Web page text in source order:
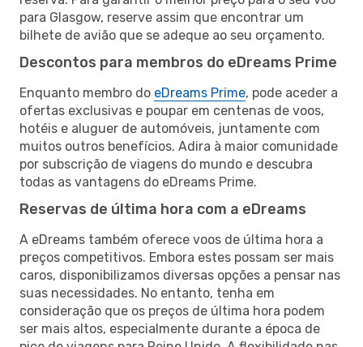
para Glasgow, reserve assim que encontrar um
bilhete de avião que se adeque ao seu orçamento.
Descontos para membros do eDreams Prime
Enquanto membro do eDreams Prime, pode aceder a
ofertas exclusivas e poupar em centenas de voos,
hotéis e aluguer de automóveis, juntamente com
muitos outros benefícios. Adira à maior comunidade
por subscrição de viagens do mundo e descubra
todas as vantagens do eDreams Prime.
Reservas de última hora com a eDreams
A eDreams também oferece voos de última hora a
preços competitivos. Embora estes possam ser mais
caros, disponibilizamos diversas opções a pensar nas
suas necessidades. No entanto, tenha em
consideração que os preços de última hora podem
ser mais altos, especialmente durante a época de